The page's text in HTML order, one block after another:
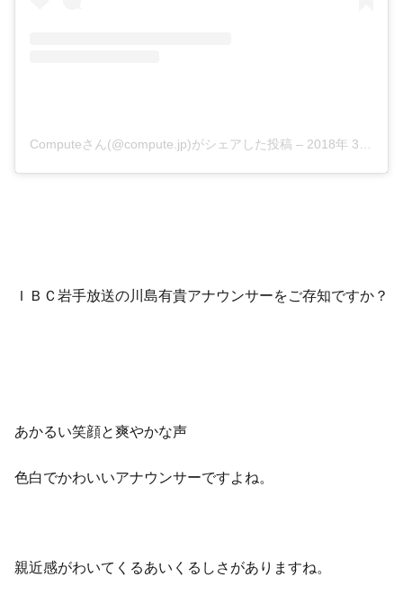
Computeさん(@compute.jp)がシェアした投稿 – 2018年 3月月23日午後9時07分PDT
ＩＢＣ岩手放送の川島有貴アナウンサーをご存知ですか？
あかるい笑顔と爽やかな声
色白でかわいいアナウンサーですよね。
親近感がわいてくるあいくるしさがありますね。